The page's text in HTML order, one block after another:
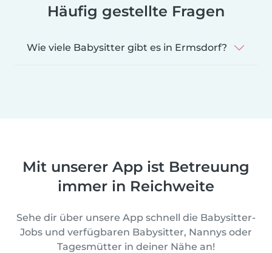
Häufig gestellte Fragen
Wie viele Babysitter gibt es in Ermsdorf?
Mit unserer App ist Betreuung
immer in Reichweite
Sehe dir über unsere App schnell die Babysitter-
Jobs und verfügbaren Babysitter, Nannys oder
Tagesmütter in deiner Nähe an!